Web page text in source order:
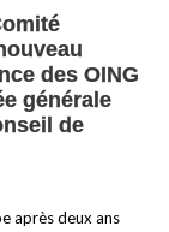
des OING
générale
de
après deux ans